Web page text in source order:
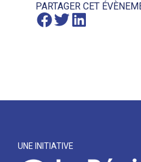
PARTAGER CET
UNE INITIATIVE